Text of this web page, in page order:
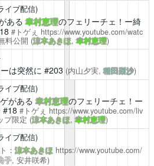
イブ配信)
ある 幸村恵理のフェリーチェ！ー綺
#トゲぇ https://www.youtube.com/watc
料公開 (涼本あきほ,幸村恵理)
は突然に #203 (内山夕実,種田梨沙)
イブ配信)
がある 幸村恵理のフェリーチェ！ー
#18 #トゲぇ https://www.youtube.com/liv
プ限定 (涼本あきほ,幸村恵理)
イブ配信)
：涼本あきほ https://www.youtube.com/
子, 安井咲希)